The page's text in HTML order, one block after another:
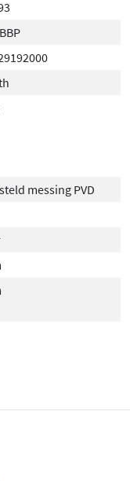
messing PVD